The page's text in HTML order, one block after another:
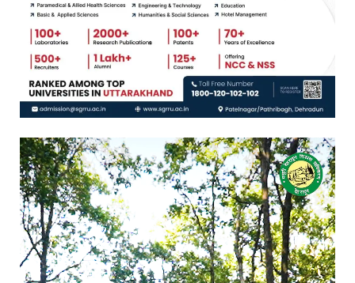
Video
Player